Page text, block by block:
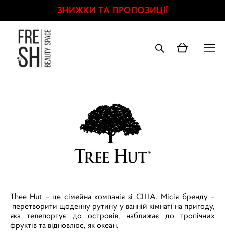
ЗНИЖКИ ТА ПРОПОЗИЦІЇ
Thee Hut – це сімейна компанія зі США. Місія бренду –
перетворити щоденну рутину у ванній кімнаті на пригоду,
яка телепортує до островів, наближає до тропічних
фруктів та відновлює, як океан.